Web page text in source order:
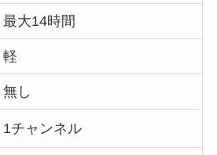
最大14時間
軽
無し
1チャンネル